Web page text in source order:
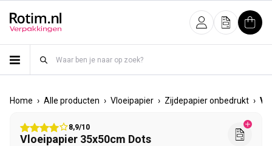
InloggenOfferte
Home › Alle producten › Vloeipapier › Zijdepapier onbedrukt ›
8,9/10
Vloeipapier 35x50cm Dots